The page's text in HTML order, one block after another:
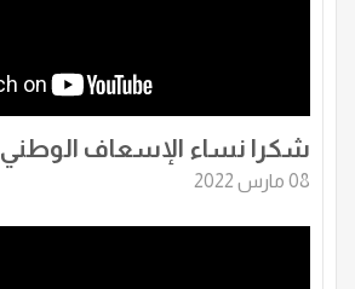
شكرا نساء الإسعاف الوطني
08 مارس 2022